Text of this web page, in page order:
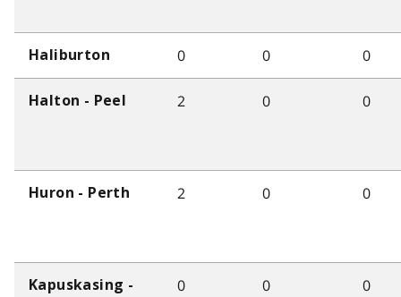
Haliburton 0 0 0
Halton - Peel 2 0 0
Huron - Perth 2 0 0
Kapuskasing -
0 0 0